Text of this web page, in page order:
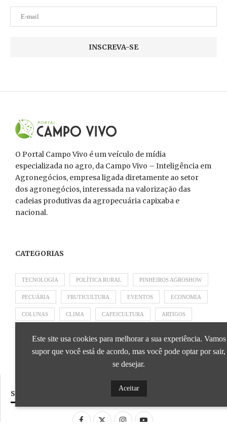
O Portal Campo Vivo é um veículo de mídia
especializada no agro, da Campo Vivo – Inteligência em
Agronegócios, empresa ligada diretamente ao setor
dos agronegócios, interessada na valorização das
cadeias produtivas da agropecuária capixaba e
nacional.
CATEGORIAS
TECNOLOGIA POLÍTICA RURAL PINHEIROS AGROSHOW
PECUÁRIA FRUTICULTURA EVENTOS ECONOMIA
COLUNAS CLIMA CAFEICULTURA ARTIGOS
APRESENTADO POR BRAPEX
SIGA NOSSAS REDES SOCIAIS
Este site usa cookies para melhorar a sua experiência. Vamos
supor que você está de acordo, mas você pode optar por sair,
se desejar.
Aceitar